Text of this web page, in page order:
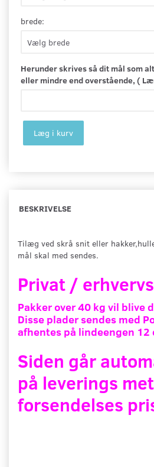
brede:
Herunder skrives så dit mål som
eller mindre end overstående, (
Læg i kurv
BESKRIVELSE
Tilæg ved skrå snit eller
mål skal med sendes.
Privat /
Pakker over 40 kg vil blive
Disse plader sendes med
afhentes på lindeengen 12
Siden går
på leverings
forsendelses